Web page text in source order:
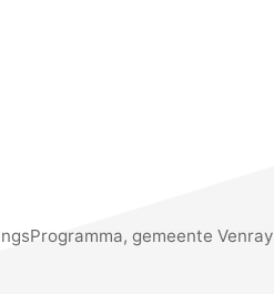
gemeente Venray